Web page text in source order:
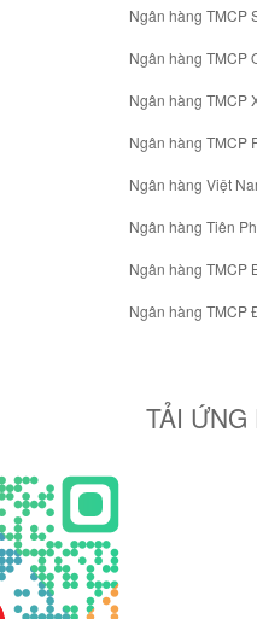
Ngân hàng TMCP
Ngân hàng TMCP
Ngân hàng TMCP
Ngân hàng TMCP
Ngân hàng Việt
Ngân hàng Tiên
Ngân hàng TMCP
Ngân hàng TMCP
TẢI ỨNG